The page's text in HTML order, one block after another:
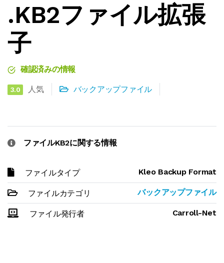
.KB2ファイル拡張
子
確認済みの情報
3.0 人気 バックアップファイル
ファイルKB2に関する情報
ファイルタイプ Kleo Backup Format
ファイルカテゴリ バックアップファイル
ファイル発行者 Carroll-Net